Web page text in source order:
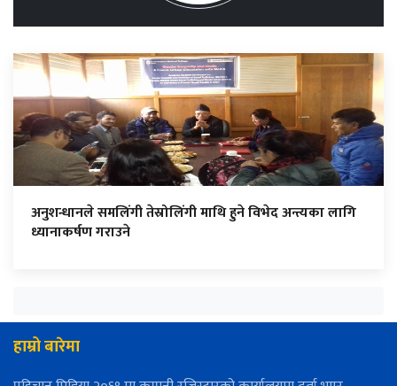
अनुशन्धानले समलिंगी तेस्रोलिंगी माथि हुने विभेद अन्त्यका लागि
ध्यानाकर्षण गराउने
हाम्रो बारेमा